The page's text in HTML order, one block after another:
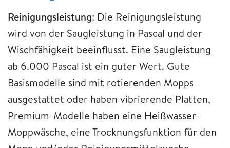
Reinigungsleistung: Die Reinigungsleistung
wird von der Saugleistung in Pascal und der
Wischfähigkeit beeinflusst. Eine Saugleistung
ab 6.000 Pascal ist ein guter Wert. Gute
Basismodelle sind mit rotierenden Mopps
ausgestattet oder haben vibrierende Platten,
Premium-Modelle haben eine Heißwasser-
Moppwäsche, eine Trocknungsfunktion für den